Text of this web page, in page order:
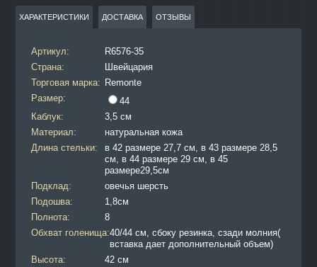
ХАРАКТЕРИСТИКИ ДОСТАВКА ОТЗЫВЫ
Артикул:
R6576-35
Страна:
Швейцария
Торговая марка: Remonte
Размер:
44
Каблук:
3,5 см
Материал:
натуральная кожа
Длина стельки:
в 42 размере 27,7 см, в 43 размере 28,5
см, в 44 размере 29 см, в 45
размере29,5см
Подклад:
овечья шерсть
Подошва:
1,8см
Полнота:
8
Обхват голенища:40/44 см, сбоку резинка, сзади молния(
вставка дает дополнительный объем)
Высота:
42 см